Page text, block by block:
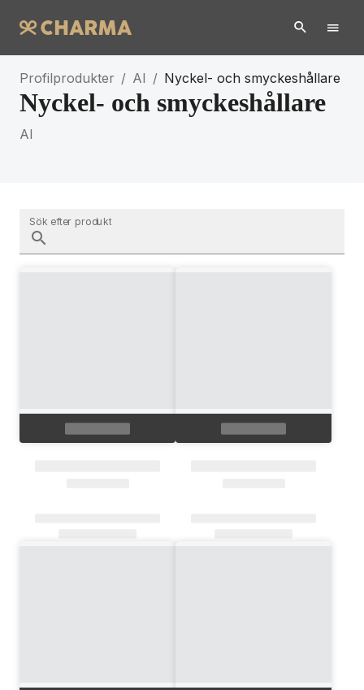
Profilprodukter / AI / Nyckel- och smyckeshållare
Nyckel- och smyckeshållare
AI
Sök efter produkt